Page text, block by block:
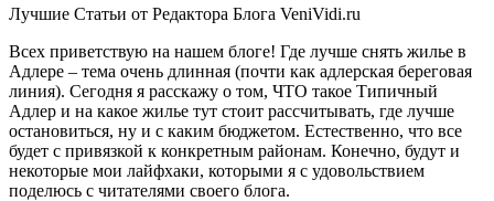
Лучшие Статьи от Редактора Блога VeniVidi.ru
Всех приветствую на нашем блоге! Где лучше снять жилье в
Адлере – тема очень длинная (почти как адлерская береговая
линия). Сегодня я расскажу о том, ЧТО такое Типичный
Адлер и на какое жилье тут стоит рассчитывать, где лучше
остановиться, ну и с каким бюджетом. Естественно, что все
будет с привязкой к конкретным районам. Конечно, будут и
некоторые мои лайфхаки, которыми я с удовольствием
поделюсь с читателями своего блога.